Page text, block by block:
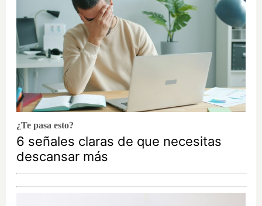
¿Te pasa esto?
6 señales claras de que necesitas
descansar más